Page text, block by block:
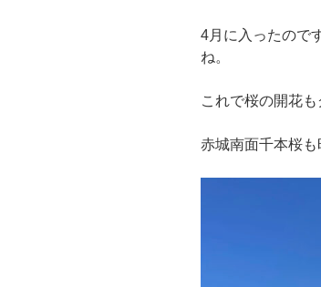
4月に入ったので
ね。
これで桜の開花も
赤城南面千本桜も